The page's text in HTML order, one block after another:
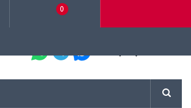
0